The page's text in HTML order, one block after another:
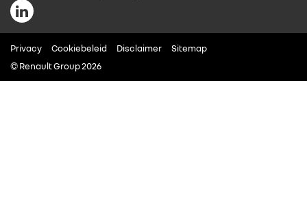
IN DE MEDIA
CONTACT
Privacy Cookiebeleid Disclaimer
Sitemap
© Renault Group 2026